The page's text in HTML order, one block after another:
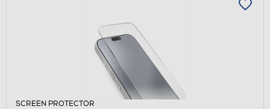
SCREEN PROTECTOR